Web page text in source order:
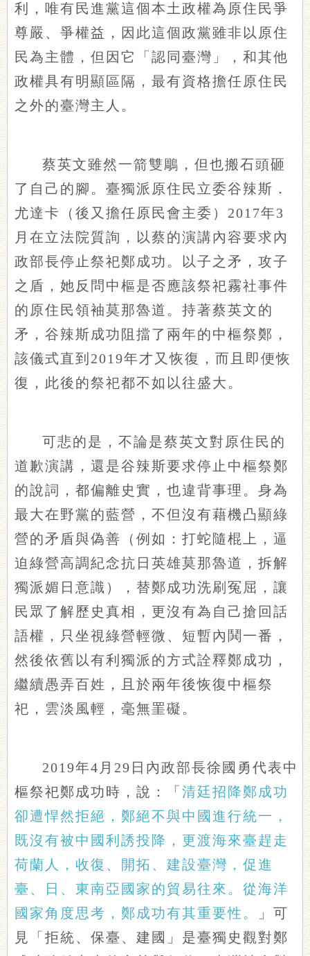
利，唯有民進黨這個本土政權為原住民爭
尊嚴、爭權益，因此這個政黨雖非以原住
民為主體，但因它「認同臺灣」，和其他
政權具有明顯區隔，最有資格擔任原住民
之外的臺灣主人。
蔡英文雖然一箭雙鵰，但也搬石頭砸
了自己的腳。臺獨派原住民立委谷辣斯．
尤達卡（後又擔任原民會主委）2017年3
月在立法院質詢，以蔡的演講內容要求內
政部長停止祭祀鄭成功。以子之矛，攻子
之盾，她反問中樞是否應該祭祀霧社事件
的原住民領袖莫那魯道。持著蔡英文的
矛，谷辣斯成功阻擋了兩年的中樞祭鄭，
該儀式直到2019年才又恢復，而且即便恢
復，此後的祭祀都不如以往盛大。
可悲的是，不論是蔡英文對原住民的
道歉演講，還是谷辣斯要求停止中樞祭鄭
的說詞，都偏離史實，也違背事理。身為
最大在野黨的藍營，不但沒有藉機凸顯綠
營的矛盾與偽善（例如：打蛇隨棍上，逼
迫綠營高調紀念抗日英雄莫那魯道，拆解
獨派媚日意識），替鄭成功洗刷冤屈，讓
民眾了解歷史真相，更沒有為自己搶回話
語權，只坐視綠營輕微、短暫內鬨一番，
然後依舊以有利獨派的方式詮釋鄭成功，
繼續愚弄百姓，且於兩年後恢復中樞祭
祀，雲淡風輕，毫無罣礙。
2019年4月29日內政部長徐國勇代表中
樞祭祀鄭成功時，說：「 清廷招降鄭成功
卻遭悍然拒絕，鄭絕不與中國進行統一，
既沒有被中國利誘投降，更渡海來臺趕走
荷蘭人，收復、開拓、建設臺灣，促進
臺、日、東南亞國家的貿易往來。從海洋
國家角度思考，鄭成功有其重要性。
」可
見「拒統、保臺、建國」是臺獨史觀對鄭